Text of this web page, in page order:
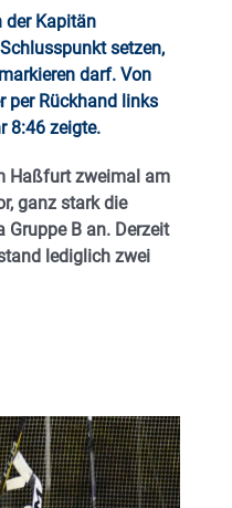
der Kapitän
setzen,
darf. Von
per Rückhand links
8:46 zeigte.
Haßfurt zweimal am
ganz stark die
B an. Derzeit
lediglich zwei